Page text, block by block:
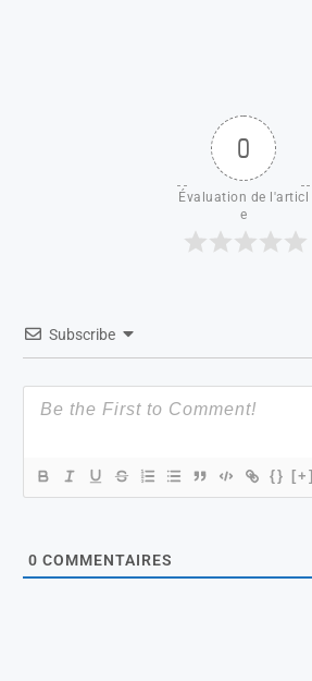
0
Évaluation de l'articl
e
Subscribe
{} [+]
0 COMMENTAIRES